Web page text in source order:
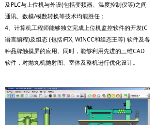
及PLC与上位机与外设(包括变频器、温度控制仪等)之间
通讯、数模/模数转换等技术均能胜任；
4、计算机工程师能够独立完成上位机监控软件的开发(C
语言编程)及组态 (包括iFIX, WINCC和组态王等) 软件及各
种品牌触摸屏的应用。同时，能够利用先进的三维CAD
软件，对抛丸机抛射图、室体及整机进行优化设计。